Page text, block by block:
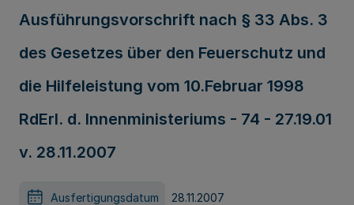
Ausführungsvorschrift nach § 33 Abs. 3
des Gesetzes über den Feuerschutz und
die Hilfeleistung vom 10.Februar 1998
RdErl. d. Innenministeriums - 74 - 27.19.01
v. 28.11.2007
Ausfertigungsdatum 28.11.2007